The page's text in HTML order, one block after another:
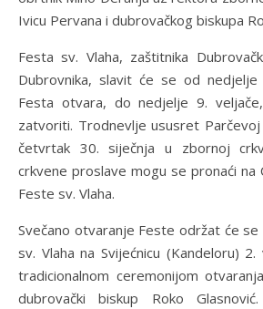
Ivicu Pervana i dubrovačkog biskupa
Festa sv. Vlaha, zaštitnika
Dubrovnika, slavit će se od
Festa otvara, do nedjelje 9.
zatvoriti. Trodnevlje ususret
četvrtak 30. siječnja u zbornoj
crkvene proslave mogu se pronaći na
Feste sv. Vlaha.
Svečano otvaranje Feste održat će
sv. Vlaha na Svijećnicu (Kandeloru)
tradicionalnom ceremonijom
dubrovački biskup Roko